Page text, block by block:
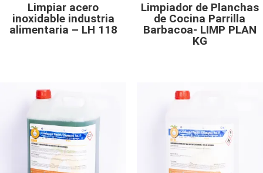
Limpiar acero
inoxidable industria
alimentaria – LH 118
Limpiador de Planchas
de Cocina Parrilla
Barbacoa- LIMP PLAN
KG